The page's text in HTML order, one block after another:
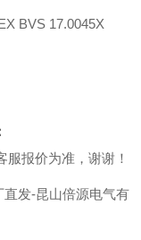
BVS 17.0045X
报价为准，谢谢！
直发-昆山倍源电气有